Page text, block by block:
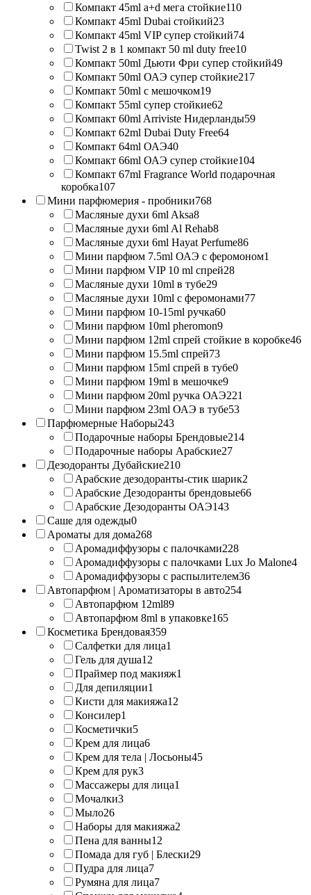
Компакт 45ml a+d мега стойкие110
Компакт 45ml Dubai стойкий23
Компакт 45ml VIP супер стойкий74
Twist 2 в 1 компакт 50 ml duty free10
Компакт 50ml Дьюти Фри супер стойкий49
Компакт 50ml ОАЭ супер стойкие217
Компакт 50ml с мешочком19
Компакт 55ml супер стойкие62
Компакт 60ml Arriviste Нидерланды59
Компакт 62ml Dubai Duty Free64
Компакт 64ml ОАЭ40
Компакт 66ml ОАЭ супер стойкие104
Компакт 67ml Fragrance World подарочная
коробка107
Мини парфюмерия - пробники768
Масляные духи 6ml Aksa8
Масляные духи 6ml Al Rehab8
Масляные духи 6ml Hayat Perfume86
Мини парфюм 7.5ml ОАЭ с феромоном1
Мини парфюм VIP 10 ml спрей28
Масляные духи 10ml в тубе29
Масляные духи 10ml с феромонами77
Мини парфюм 10-15ml ручка60
Мини парфюм 10ml pheromon9
Мини парфюм 12ml спрей стойкие в коробке46
Мини парфюм 15.5ml спрей73
Мини парфюм 15ml спрей в тубе0
Мини парфюм 19ml в мешочке9
Мини парфюм 20ml ручка ОАЭ221
Мини парфюм 23ml ОАЭ в тубе53
Парфюмерные Наборы243
Подарочные наборы Брендовые214
Подарочные наборы Арабские27
Дезодоранты Дубайские210
Арабские дезодоранты-стик шарик2
Арабские Дезодоранты брендовые66
Арабские Дезодоранты ОАЭ143
Саше для одежды0
Ароматы для дома268
Аромадиффузоры с палочками228
Аромадиффузоры с палочками Lux Jo Malone4
Аромадиффузоры с распылителем36
Автопарфюм | Ароматизаторы в авто254
Автопарфюм 12ml89
Автопарфюм 8ml в упаковке165
Косметика Брендовая359
Салфетки для лица1
Гель для душа12
Праймер под макияж1
Для депиляции1
Кисти для макияжа12
Консилер1
Косметички5
Крем для лица6
Крем для тела | Лосьоны45
Крем для рук3
Массажеры для лица1
Мочалки3
Мыло26
Наборы для макияжа2
Пена для ванны12
Помада для губ | Блески29
Пудра для лица7
Румяна для лица7